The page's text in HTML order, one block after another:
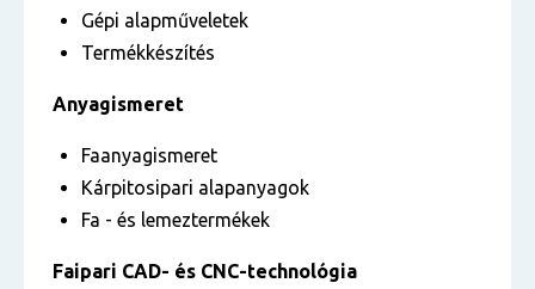
Gépi alapműveletek
Termékkészítés
Anyagismeret
Faanyagismeret
Kárpitosipari alapanyagok
Fa - és lemeztermékek
Faipari CAD- és CNC-technológia